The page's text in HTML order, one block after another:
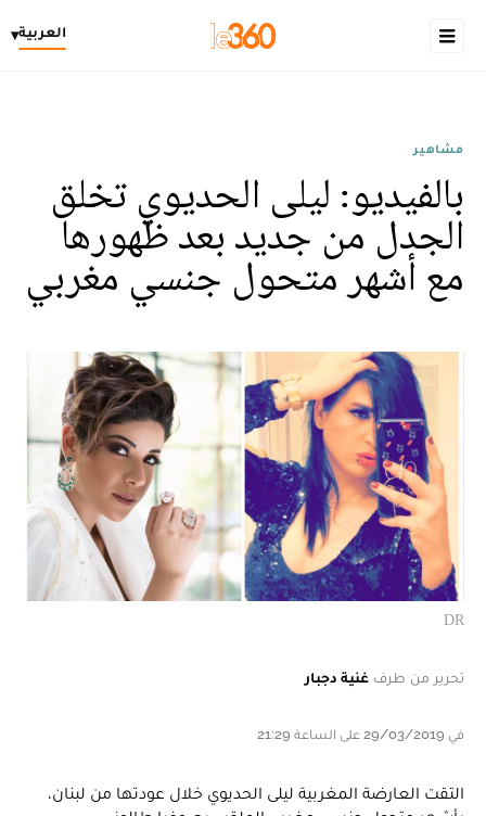
العربية▾
مشاهير
بالفيديو: ليلى الحديوي تخلق
الجدل من جديد بعد ظهورها
مع أشهر متحول جنسي مغربي
DR
تحرير من طرف غنية دجبار
في 29/03/2019 على الساعة 21:29
التقت العارضة المغربية ليلى الحديوي خلال عودتها من لبنان،